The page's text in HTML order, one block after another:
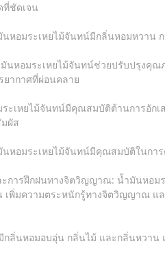
ที่ชัดเจน
หอมระเหยไม้จันทน์มีกลิ่นหอมหวาน
หอมระเหยไม้จันทน์ช่วยปรับปรุงคุณ
ยากาศที่ผ่อนคลาย
ะเหยไม้จันทน์มีคุณสมบัติต้านการอัก
ผัส
หอมระเหยไม้จันทน์มีคุณสมบัติในกา
การฝึกฝนทางจิตวิญญาณ: น้ำมันหอม
เพิ่มความตระหนักรู้ทางจิตวิญญาณ แ
ลิ่นหอมอบอุ่น กลิ่นไม้ และกลิ่นหวาน